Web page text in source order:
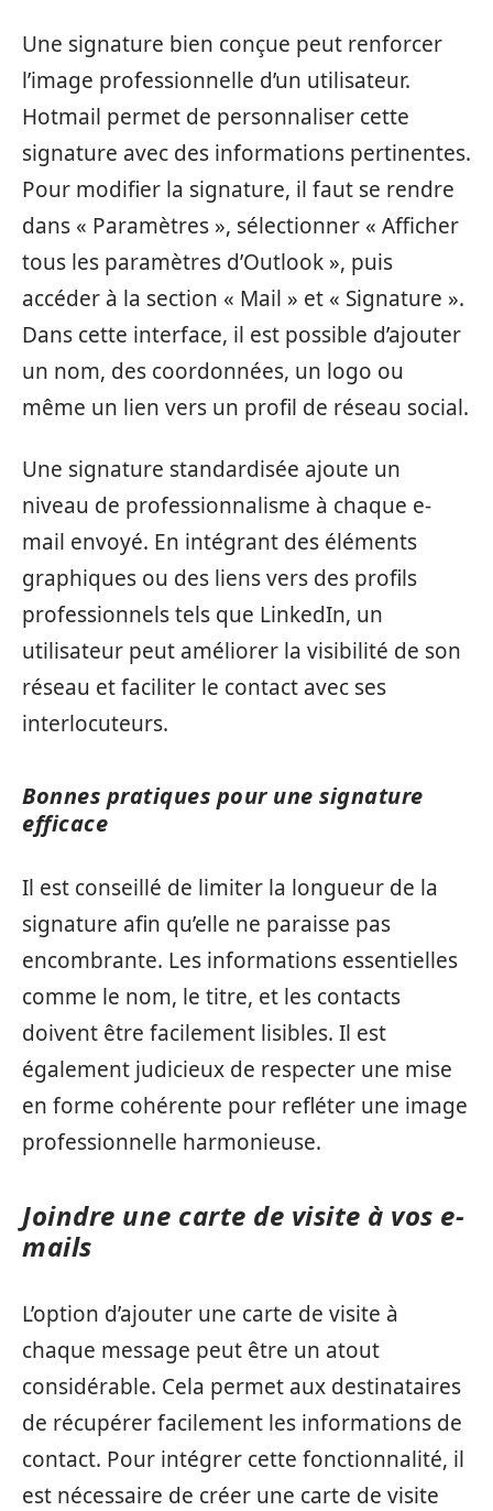
Une signature bien conçue peut renforcer
l’image professionnelle d’un utilisateur.
Hotmail permet de personnaliser cette
signature avec des informations pertinentes.
Pour modifier la signature, il faut se rendre
dans « Paramètres », sélectionner « Afficher
tous les paramètres d’Outlook », puis
accéder à la section « Mail » et « Signature ».
Dans cette interface, il est possible d’ajouter
un nom, des coordonnées, un logo ou
même un lien vers un profil de réseau social.
Une signature standardisée ajoute un
niveau de professionnalisme à chaque e-
mail envoyé. En intégrant des éléments
graphiques ou des liens vers des profils
professionnels tels que LinkedIn, un
utilisateur peut améliorer la visibilité de son
réseau et faciliter le contact avec ses
interlocuteurs.
Bonnes pratiques pour une signature
efficace
Il est conseillé de limiter la longueur de la
signature afin qu’elle ne paraisse pas
encombrante. Les informations essentielles
comme le nom, le titre, et les contacts
doivent être facilement lisibles. Il est
également judicieux de respecter une mise
en forme cohérente pour refléter une image
professionnelle harmonieuse.
Joindre une carte de visite à vos e-
mails
L’option d’ajouter une carte de visite à
chaque message peut être un atout
considérable. Cela permet aux destinataires
de récupérer facilement les informations de
contact. Pour intégrer cette fonctionnalité, il
est nécessaire de créer une carte de visite